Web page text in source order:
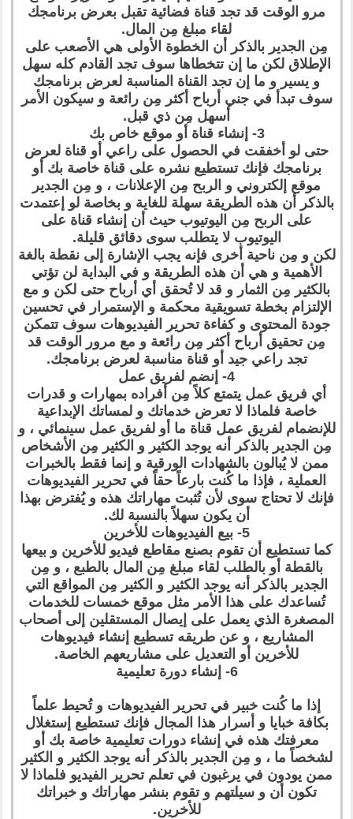
مرو الوقت قد تجد قناة فضائية تقبل بعرض برنامجك
لقاء مبلغ مِن المال.
مِن الجدير بالذكر أن الخطوة الأولى هي الأصعب على
الإطلاق لكن ما إن تتخطاها سوف تجد القادم كله سهل
و يسير و ما إن تجد القناة المناسبة لعرض برنامجك
سوف تبدأ في جني أرباح أكثر مِن رائعة و سيكون الأمر
أسهل مِن ذي قبل.
3- إنشاء قناة أو موقع خاص بك
حتى لو أخفقت في الحصول على راعي أو قناة لعرض
برنامجك فإنك تستطيع نشره على قناة خاصة بك أو
موقع إلكتروني و الربح مِن الإعلانات ، و مِن الجدير
بالذكر أن هذه الطريقة سهلة للغاية و بخاصة لو إعتمدت
على الربح مِن اليوتيوب حيث أن إنشاء قناة على
اليوتيوب لا يتطلب سوى دقائق قليلة.
لكن و مِن ناحية أخرى فإنه يجب الإشارة إلى نقطة بالغة
الأهمية و هي أن هذه الطريقة و في البداية لن تؤتي
بالكثير مِن الثمار و قد لا تُحقق أي أرباح حتى لكن و مع
الإلتزام بخطة تسويقية محكمة و الإستمرار في تحسين
جودة المحتوى و كفاءة تحرير الفيديوهات سوف تتمكن
مِن تحقيق أرباح أكثر مِن رائعة و مع مرور الوقت قد
تجد راعي جيد أو قناة مناسبة لعرض برنامجك.
4- إنضم لفريق عمل
أي فريق عمل يتمتع كلاً مِن أفراده بمهارات و قدرات
خاصة فلماذا لا تعرض خدماتك و لمساتك الإبداعية
للإنضمام لفريق عمل قناة ما أو لفريق عمل سينمائي ، و
مِن الجدير بالذكر أنه يوجد الكثير و الكثير مِن الأشخاص
ممن لا يُبالون بالشهادات الورقية و إنما فقط بالخبرات
العملية ، فإذا ما كُنت بارعاً حقاً في تحرير الفيديوهات
فإنك لا تحتاج سوى لأن تُثبت مهاراتك هذه و يُفترض بهذا
أن يكون سهلاً بالنسبة لك.
5- بيع الفيديوهات للأخرين
كما تستطيع أن تقوم بصنع مقاطع فيديو للأخرين و بيعها
بالقطة أو بالطلب لقاء مبلغ مِن المال بالطبع ، و مِن
الجدير بالذكر أنه يوجد الكثير و الكثير مِن المواقع التي
تُساعدك على هذا الأمر مثل موقع خمسات للخدمات
المصغرة الذي يعمل على إيصال المستقلين إلى أصحاب
المشاريع ، و عن طريقه تسطيع إنشاء فيديوهات
للأخرين أو التعديل على مشاريعهم الخاصة.
6- إنشاء دورة تعليمية
إذا ما كُنت خبير في تحرير الفيديوهات و تُحيط علماً
بكافة خبايا و أسرار هذا المجال فإنك تستطيع إستغلال
معرفتك هذه في إنشاء دورات تعليمية خاصة بك أو
لشخصاً ما ، و مِن الجدير بالذكر أنه يوجد الكثير و الكثير
ممن يودون في يرغبون في تعلم تحرير الفيديو فلماذا لا
تكون أن و سيلتهم و تقوم بنشر مهاراتك و خبراتك
للأخرين.